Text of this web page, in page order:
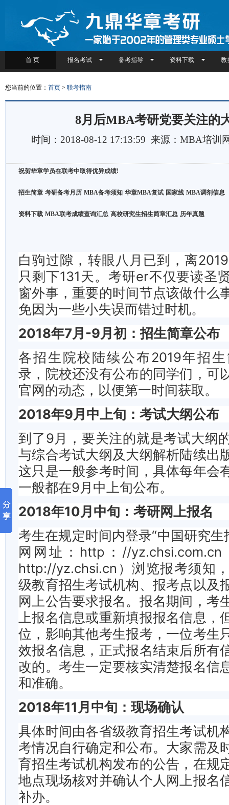
首 页 报名考试 备考指导 资料下载 教
您当前的位置： 首页 > 联考指南
8月后MBA考研党要关注的
时间：2018-08-12 17:13:59 来源：MBA培训
祝贺华章学员在联考中取得优异成绩!
招生简章 考研备考月历 MBA备考须知 华章MBA复试 国家线 MBA调剂信息
资料下载 MBA联考成绩查询汇总 高校研究生招生简章汇总 历年真题
白驹过隙，转眼八月已到，离
只剩下131天。考研er不仅要读圣
窗外事，重要的时间节点该做什么
免因为一些小失误而错过时机。
2018年7月-9月初：招生简章公布
各招生院校陆续公布2019年招
录，院校还没有公布的同学们，可
官网的动态，以便第一时间获取。
2018年9月中上旬：考试大纲公布
到了9月，要关注的就是考试大纲
与综合考试大纲及大纲解析陆续出
这只是一般参考时间，具体每年会
一般都在9月中上旬公布。
2018年10月中旬：考研网上报名
考生在规定时间内登录“中国研究生
网网址：http：//
http://yz.chsi.cn）浏览报考须知
级教育招生考试机构、报考点以及
网上公告要求报名。报名期间，考
上报名信息或重新填报报名信息，
位，影响其他考生报考，一位考生
效报名信息，正式报名结束后所有
改的。考生一定要核实清楚报名信
和准确。
2018年11月中旬：现场确认
具体时间由各省级教育招生考试机
考情况自行确定和公布。大家需及
育招生考试机构发布的公告，在规
地点现场核对并确认个人网上报名
补办。